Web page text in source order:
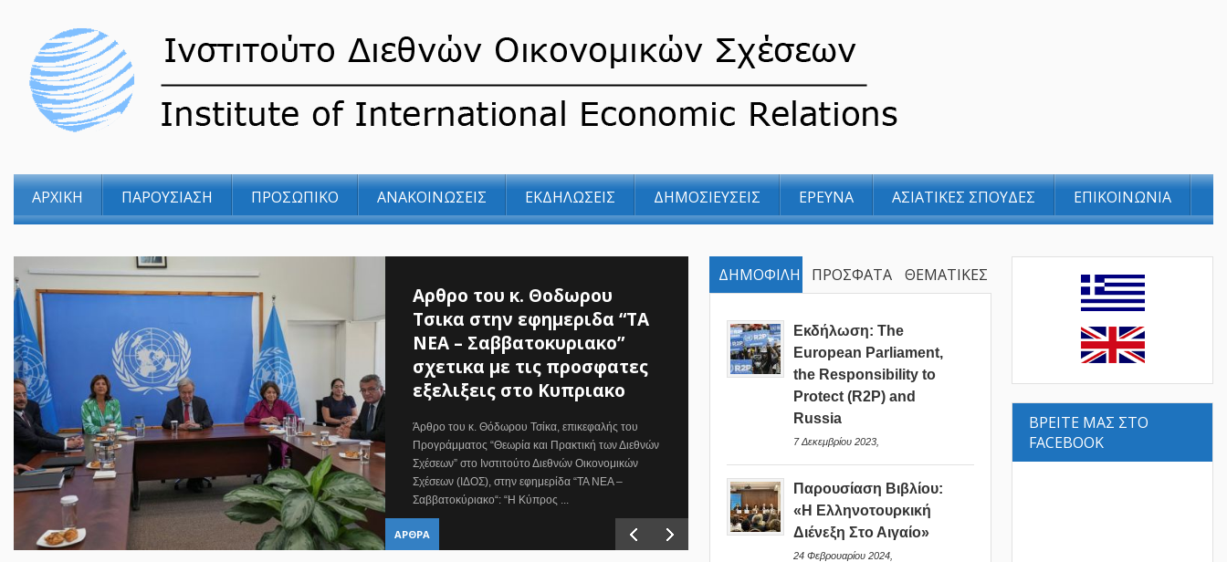
ΑΡΧΙΚΗ ΠΑΡΟΥΣΙΑΣΗ ΠΡΟΣΩΠΙΚΟ ΑΝΑΚΟΙΝΩΣΕΙΣ ΕΚΔΗΛΩΣΕΙΣ ΔΗΜΟΣΙΕΥΣΕΙΣ ΕΡΕΥΝΑ ΑΣΙΑΤΙΚΕΣ ΣΠΟΥΔΕΣ ΕΠΙΚΟΙΝΩΝΙΑ
ΑΡΘΡΑ
Αρθρο του κ. Θοδωρου
Τσικα στην εφημεριδα “ΤΑ
ΝΕΑ – Σαββατοκυριακο”
σχετικα με τις προσφατες
εξελιξεις στο Κυπριακο
Άρθρο του κ. Θόδωρου Τσίκα, επικεφαλής του
Προγράμματος “Θεωρία και Πρακτική των Διεθνών
Σχέσεων” στο Ινστιτούτο Διεθνών Οικονομικών
Σχέσεων (ΙΔΟΣ), στην εφημερίδα “ΤΑ ΝΕΑ –
Σαββατοκύριακο“: “Η Κύπρος ...
ΒΡΕΙΤΕ ΜΑΣ ΣΤΟ
FACEBOOK
ΔΗΜΟΦΙΛΗ ΠΡΟΣΦΑΤΑ ΘΕΜΑΤΙΚΕΣ
Eκδήλωση: The
European Parliament,
the Responsibility to
Protect (R2P) and
Russia
7 Δεκεμβρίου 2023,
Παρουσίαση Βιβλίου:
«Η Ελληνοτουρκική
Διένεξη Στο Αιγαίο»
24 Φεβρουαρίου 2024,